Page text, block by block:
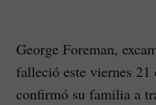
George Foreman,
falleció este viernes 21
confirmó su familia a